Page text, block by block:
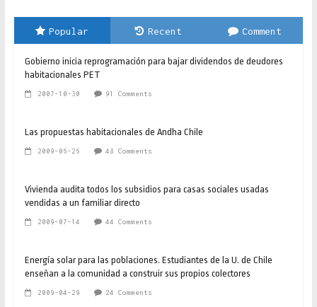
Popular Recent Comment
Gobierno inicia reprogramación para bajar dividendos de deudores
habitacionales PET
2007-10-30 91 Comments
Las propuestas habitacionales de Andha Chile
2009-06-26 48 Comments
Vivienda audita todos los subsidios para casas sociales usadas
vendidas a un familiar directo
2009-07-14 44 Comments
Energía solar para las poblaciones. Estudiantes de la U. de Chile
enseñan a la comunidad a construir sus propios colectores
2009-04-29 24 Comments